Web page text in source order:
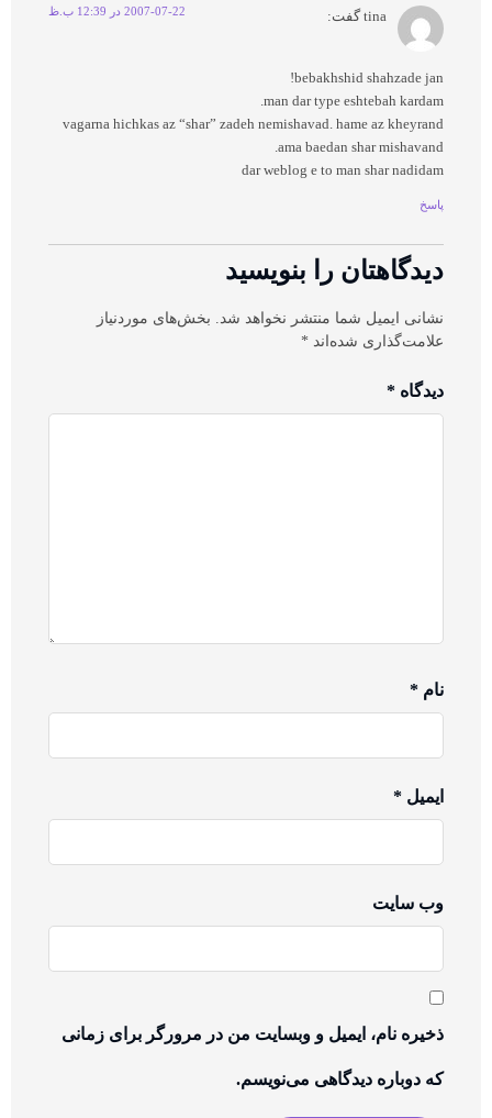
tina گفت: 2007-07-22 در 12:39 ب.ظ
bebakhshid shahzade jan!
man dar type eshtebah kardam.
vagarna hichkas az “shar” zadeh nemishavad. hame az kheyrand
ama baedan shar mishavand.
dar weblog e to man shar nadidam
پاسخ
دیدگاهتان را بنویسید
نشانی ایمیل شما منتشر نخواهد شد.
بخش‌های موردنیاز
علامت‌گذاری شده‌اند *
دیدگاه*
نام*
ایمیل*
وب‌ سایت
ذخیره نام، ایمیل و وبسایت من در مرورگر برای زمانی
که دوباره دیدگاهی می‌نویسم.